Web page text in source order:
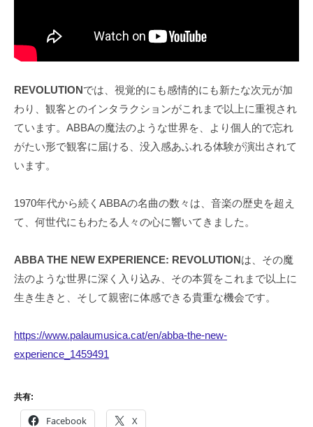
REVOLUTIONでは、視覚的にも感情的にも新たな次元が加
わり、観客とのインタラクションがこれまで以上に重視され
ています。ABBAの魔法のような世界を、より個人的で忘れ
がたい形で観客に届ける、没入感あふれる体験が演出されて
います。
1970年代から続くABBAの名曲の数々は、音楽の歴史を超え
て、何世代にもわたる人々の心に響いてきました。
ABBA THE NEW EXPERIENCE: REVOLUTIONは、その魔
法のような世界に深く入り込み、その本質をこれまで以上に
生き生きと、そして親密に体感できる貴重な機会です。
https://www.palaumusica.cat/en/abba-the-new-
experience_1459491
共有:
Facebook X